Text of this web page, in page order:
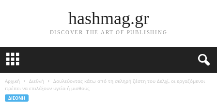
hashmag.gr
DISCOVER THE ART OF PUBLISHING
Αρχική Διεθνή
Δουλεύοντας κάτω από τη σκληρή ζέστη του Δελχί, οι εργαζόμενοι
πρέπει να επιλέξουν υγεία ή μισθούς
ΔΙΕΘΝΉ